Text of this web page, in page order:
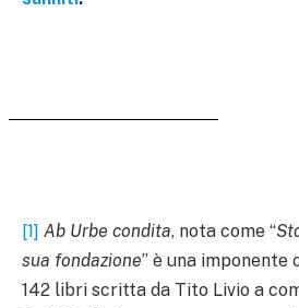
[1] Ab Urbe condita, nota come “
sua fondazione” è una imponente
142 libri scritta da Tito Livio a